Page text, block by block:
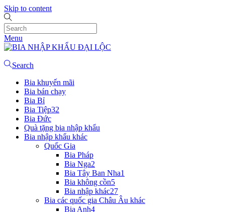
Skip to content
Menu
Search
Bia khuyến mãi
Bia bán chạy
Bia Bỉ
Bia Tiệp32
Bia Đức
Quà tặng bia nhập khẩu
Bia nhập khẩu khác
Quốc Gia
Bia Pháp
Bia Nga2
Bia Tây Ban Nha1
Bia không cồn5
Bia nhập khác27
Bia các quốc gia Châu Âu khác
Bia Anh4